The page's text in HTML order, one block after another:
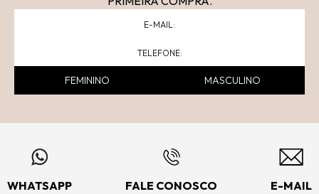
FEMININO MASCULINO
WHATSAPP FALE CONOSCO E-MAIL